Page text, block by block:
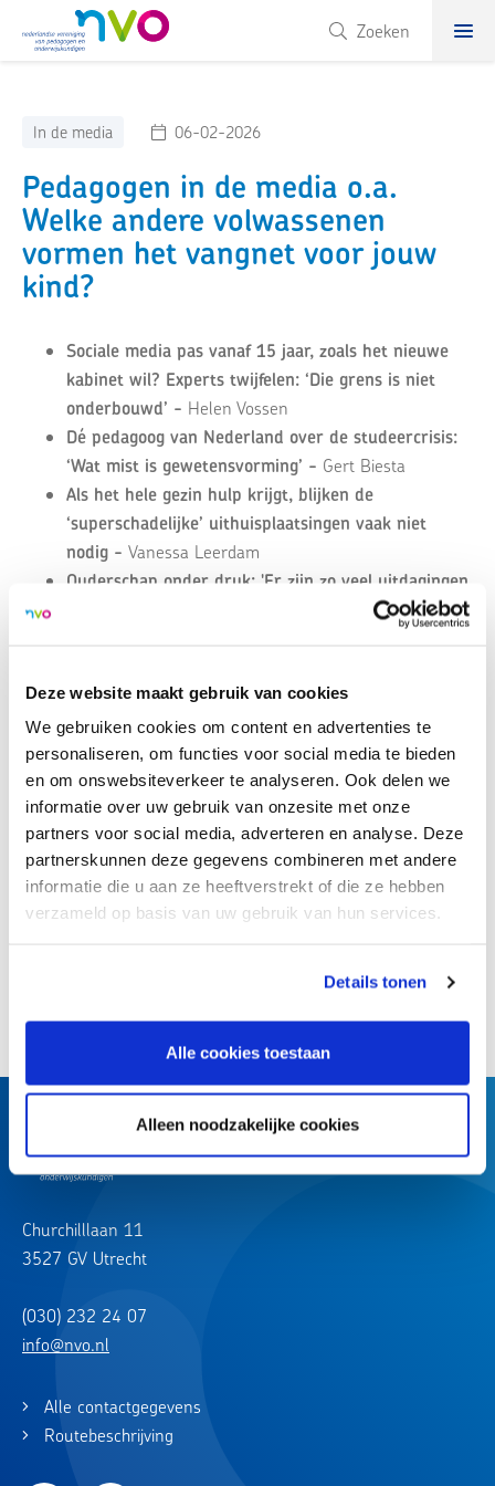
Deze website maakt gebruik van cookies
We gebruiken cookies om content en advertenties te
personaliseren, om functies voor social media te bieden
en om onswebsiteverkeer te analyseren. Ook delen we
informatie over uw gebruik van onzesite met onze
partners voor social media, adverteren en analyse. Deze
partnerskunnen deze gegevens combineren met andere
informatie die u aan ze heeftverstrekt of die ze hebben
verzameld op basis van uw gebruik van hun services.
Details tonen
Alle cookies toestaan
Alleen noodzakelijke cookies
NVO Zoeken
In de media 06-02-2026
Pedagogen in de media o.a.
Welke andere volwassenen
vormen het vangnet voor jouw
kind?
Sociale media pas vanaf 15 jaar, zoals het nieuwe
kabinet wil? Experts twijfelen: ‘Die grens is niet
onderbouwd’ - Helen Vossen
Dé pedagoog van Nederland over de studeercrisis:
‘Wat mist is gewetensvorming’ - Gert Biesta
Als het hele gezin hulp krijgt, blijken de
‘superschadelijke’ uithuisplaatsingen vaak niet
nodig - Vanessa Leerdam
Ouderschap onder druk: 'Er zijn zo veel uitdagingen
Welke andere volwassenen vormen het vangnet
voor jouw kind? -Amaranta de Haan
Hoge bedragen voor een traject en 3 van de 4 keer
een ADHD-diagnose -Laura Batstra
> Leeshierde volledige bijdrages
Churchilllaan 11
3527 GV Utrecht
(030) 232 24 07
info@nvo.nl
Alle contactgegevens
Routebeschrijving